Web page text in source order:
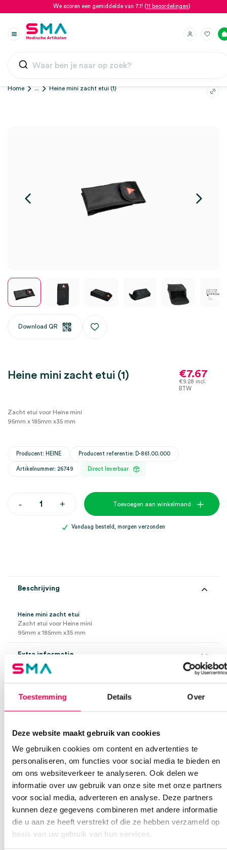
Toestemming Details Over
Deze website maakt gebruik van cookies
We gebruiken cookies om content en advertenties te
personaliseren, om functies voor social media te bieden en
om ons websiteverkeer te analyseren. Ook delen we
informatie over uw gebruik van onze site met onze partners
voor social media, adverteren en analyse. Deze partners
kunnen deze gegevens combineren met andere informatie
die u aan ze heeft verstrekt of die ze hebben verzameld op
basis van uw gebruik van hun services.
We scoren een gemiddelde van 7.1! (11 beoordelingen)
Home ... Heine mini zacht etui (1)
Download QR
Heine mini zacht etui (1) €7.67
€9.28 incl.
BTW
Zacht etui voor Heine mini
95mm x 185mm x35 mm
Producent: HEINE Producent referentie: D-861.00.000
Artikelnummer: 26749 Direct leverbaar
- + Toevoegen aan winkelmand
Vandaag besteld, morgen verzonden
Beschrijving
Heine mini zacht etui
Zacht etui voor Heine mini
95mm x 185mm x35 mm
Extra informatie
Er zijn nog geen beoordelingen.
Wees de eerste om “Heine mini zacht etui (1)” te beoordelen
ingelogd zijn om een beoordeling te plaatsen.
Op voorraad? Vandaag besteld, vandaag verzonden
Vaste klanten, vaste korting
Geen klein order toeslag vanaf €75 bestelwaarde